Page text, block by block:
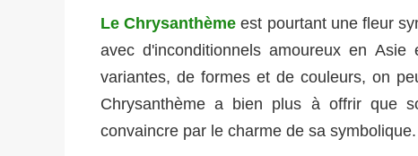
Le Chrysanthème est pourtant une fleur
avec d'inconditionnels amoureux en
variantes, de formes et de couleurs, on
Chrysanthème a bien plus à offrir que
convaincre par le charme de sa symbolique.